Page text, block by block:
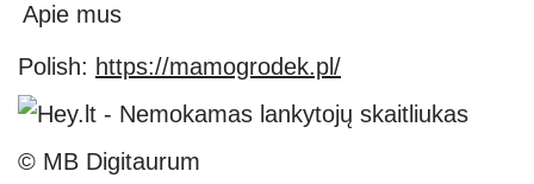
Apie mus
Polish: https://mamogrodek.pl/
© MB Digitaurum